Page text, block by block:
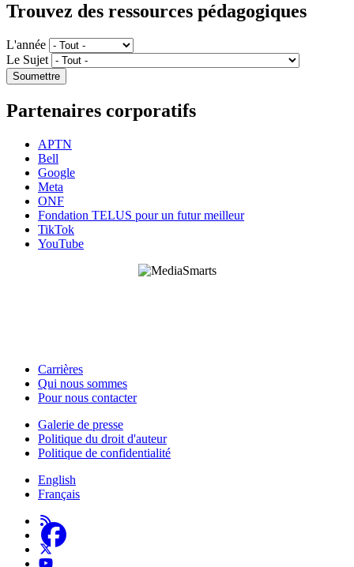
Trouvez des ressources pédagogiques
L'année
Le Sujet
Partenaires corporatifs
APTN
Bell
Google
Meta
ONF
Fondation TELUS pour un futur meilleur
TikTok
YouTube
Footer
This
Site
Carrières
Qui nous sommes
Pour nous contacter
Footer
About
Galerie de presse
Politique du droit d'auteur
Politique de confidentialité
English
Français